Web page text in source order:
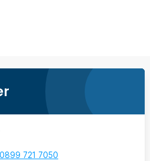
0899 721 7050